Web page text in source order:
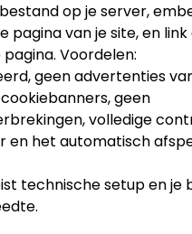
op je server,
pagina van je site, en link
Voordelen:
geen advertenties
geen
volledige
en het automatisch
technische setup en je